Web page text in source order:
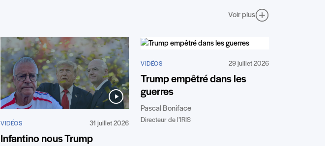
Voir plus
VIDÉOS 31 juillet 2026
Infantino nous Trump
VIDÉOS 29 juillet 2026
Trump empêtré dans les
guerres
Pascal Boniface
Directeur de l’IRIS